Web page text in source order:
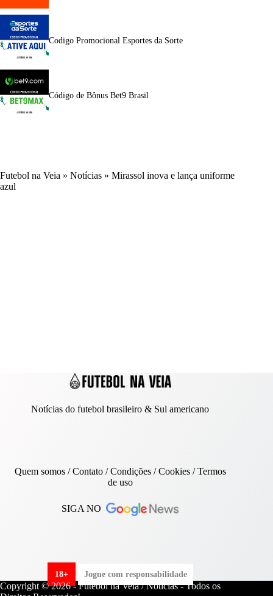
Codigo Promocional Esportes da Sorte
Código de Bônus Bet9 Brasil
Futebol na Veia » Notícias » Mirassol inova e lança uniforme
azul
Notícias do futebol brasileiro & Sul americano
Quem somos/Contato/ Condições /Cookies/Termos
de uso
SIGA NO
18+ Jogue com responsabilidade
Copyright © 2026 - Futebol na Veia / Notícias - Todos os